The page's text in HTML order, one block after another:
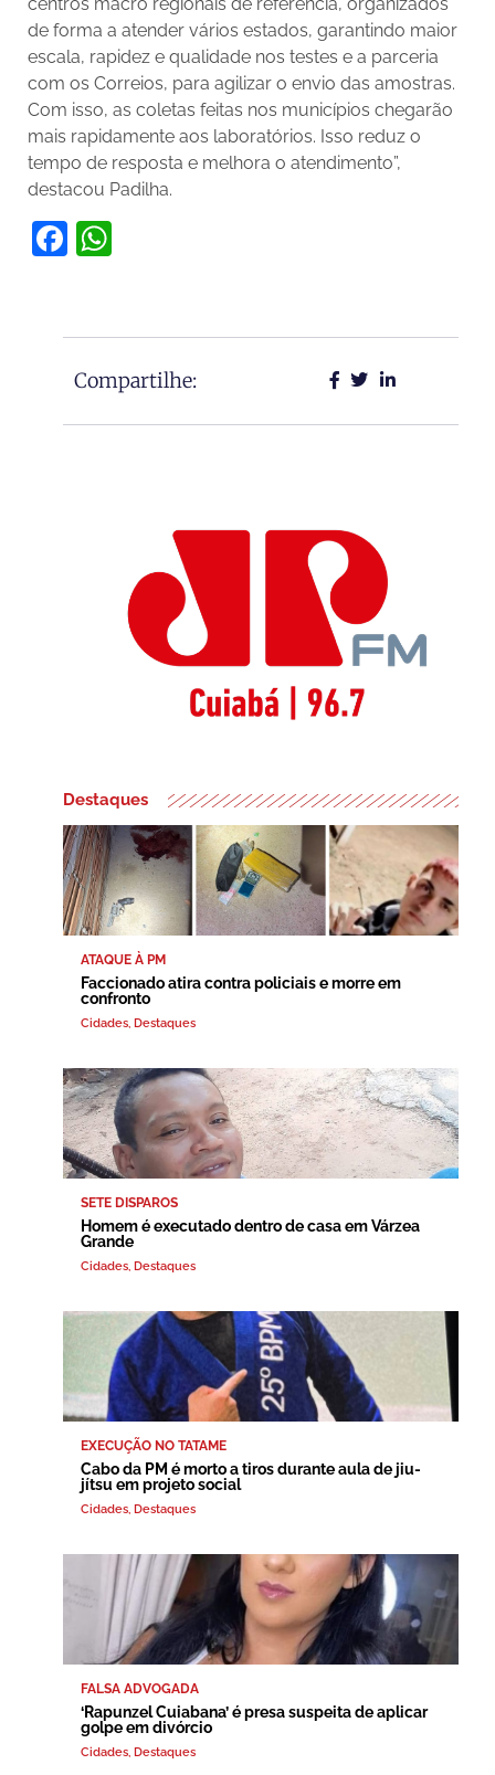
de forma a atender vários estados, garantindo maior
escala, rapidez e qualidade nos testes e a parceria
com os Correios, para agilizar o envio das amostras.
Com isso, as coletas feitas nos municípios chegarão
mais rapidamente aos laboratórios. Isso reduz o
tempo de resposta e melhora o atendimento”,
destacou Padilha.
Facebook
Compartilhe:
Destaques
ATAQUE À PM
Faccionado atira contra policiais e morre em
confronto
Cidades, Destaques
SETE DISPAROS
Homem é executado dentro de casa em Várzea
Grande
Cidades, Destaques
EXECUÇÃO NO TATAME
Cabo da PM é morto a tiros durante aula de jiu-
jítsu em projeto social
Cidades, Destaques
FALSA ADVOGADA
‘Rapunzel Cuiabana’ é presa suspeita de aplicar
golpe em divórcio
Cidades, Destaques